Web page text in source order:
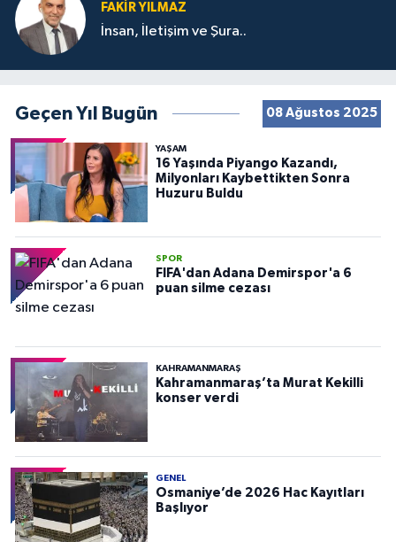
FAKIR YILMAZ
İnsan, İletişim ve Şura..
Geçen Yıl Bugün 08 Ağustos 2025
YAŞAM
16 Yaşında Piyango Kazandı,
Milyonları Kaybettikten Sonra
Huzuru Buldu
SPOR
FIFA'dan Adana Demirspor'a 6
puan silme cezası
KAHRAMANMARAŞ
Kahramanmaraş’ta Murat Kekilli
konser verdi
GENEL
Osmaniye’de 2026 Hac Kayıtları
Başlıyor